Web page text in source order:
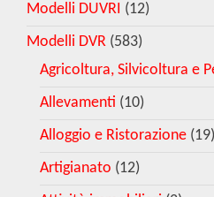
Modelli DUVRI (12)
Modelli DVR (583)
Agricoltura, Silvicoltura e
Allevamenti (10)
Alloggio e Ristorazione (19)
Artigianato (12)